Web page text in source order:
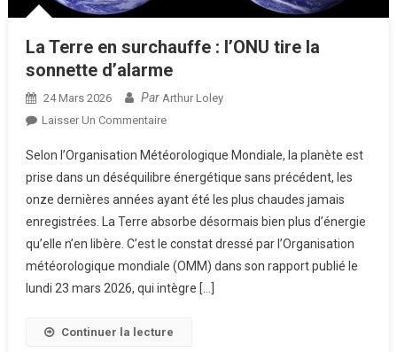
La Terre en surchauffe : l’ONU tire la
sonnette d’alarme
24 Mars 2026 Par Arthur Loley
Laisser Un CommentaireSur
Terre
En
Surchauffe
:
L’ONU
Tire
La
Selon l’Organisation Météorologique Mondiale, la planète est
prise dans un déséquilibre énergétique sans précédent, les
onze dernières années ayant été les plus chaudes jamais
enregistrées. La Terre absorbe désormais bien plus d’énergie
qu’elle n’en libère. C’est le constat dressé par l’Organisation
météorologique mondiale (OMM) dans son rapport publié le
lundi 23 mars 2026, qui intègre […]
Continuer la lecture